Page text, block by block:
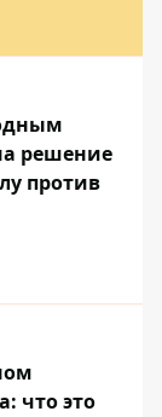
решение
против
что это